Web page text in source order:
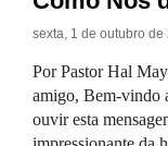
sexta, 1 de outubro de
Por Pastor Hal
amigo, Bem-vindo
ouvir esta